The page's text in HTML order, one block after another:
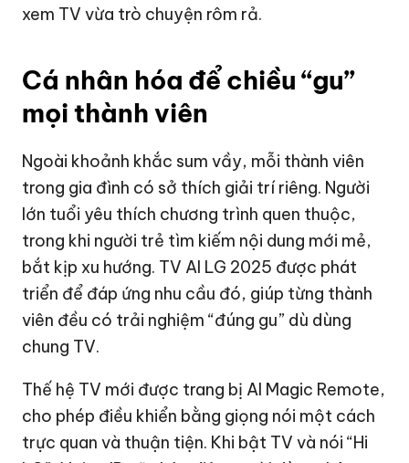
xem TV vừa trò chuyện rôm rả.
Cá nhân hóa để chiều “gu”
mọi thành viên
Ngoài khoảnh khắc sum vầy, mỗi thành viên
trong gia đình có sở thích giải trí riêng. Người
lớn tuổi yêu thích chương trình quen thuộc,
trong khi người trẻ tìm kiếm nội dung mới mẻ,
bắt kịp xu hướng. TV AI LG 2025 được phát
triển để đáp ứng nhu cầu đó, giúp từng thành
viên đều có trải nghiệm “đúng gu” dù dùng
chung TV.
Thế hệ TV mới được trang bị AI Magic Remote,
cho phép điều khiển bằng giọng nói một cách
trực quan và thuận tiện. Khi bật TV và nói “Hi